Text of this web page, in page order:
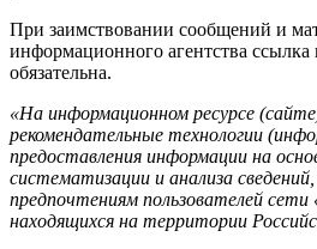
При заимствовании сообщений и
информационного агентства ссылка
обязательна.
«На информационном ресурсе
рекомендательные технологии
предоставления информации на
систематизации и анализа
предпочтениям пользователей
находящихся на территории